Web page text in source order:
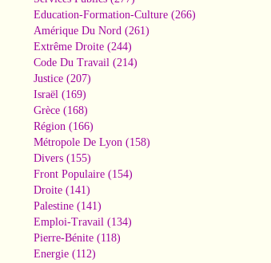
Education-Formation-Culture (266)
Amérique Du Nord (261)
Extrême Droite (244)
Code Du Travail (214)
Justice (207)
Israël (169)
Grèce (168)
Région (166)
Métropole De Lyon (158)
Divers (155)
Front Populaire (154)
Droite (141)
Palestine (141)
Emploi-Travail (134)
Pierre-Bénite (118)
Energie (112)